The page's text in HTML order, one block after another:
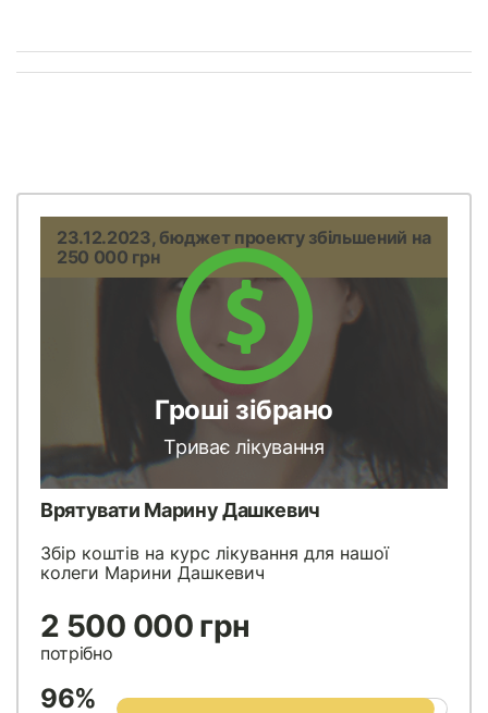
23.12.2023, бюджет проекту збільшений на
250 000 грн
Гроші зібрано
Триває лікування
Врятувати Марину Дашкевич
Збір коштів на курс лікування для нашої
колеги Марини Дашкевич
2 500 000 грн
потрібно
96%